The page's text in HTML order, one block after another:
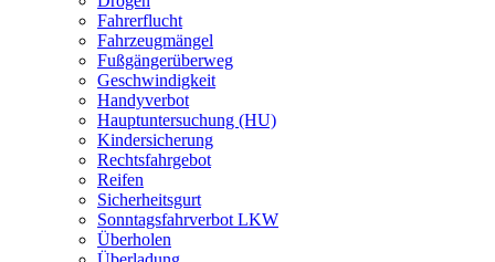
Fahrerflucht
Fahrzeugmängel
Fußgängerüberweg
Geschwindigkeit
Handyverbot
Hauptuntersuchung (HU)
Kindersicherung
Rechtsfahrgebot
Reifen
Sicherheitsgurt
Sonntagsfahrverbot LKW
Überholen